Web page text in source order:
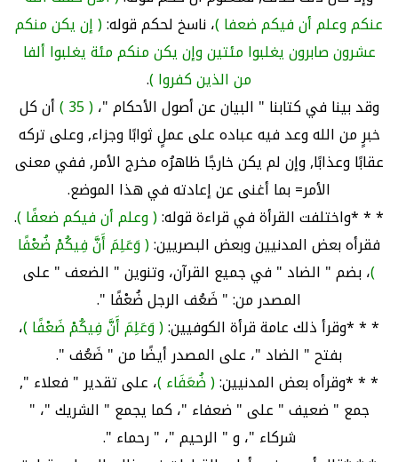
عنكم وعلم أن فيكم ضعفا )، ناسخ لحكم قوله:( إن يكن منكم
عشرون صابرون يغلبوا مئتين وإن يكن منكم مئة يغلبوا ألفا
من الذين كفروا ).
وقد بينا في كتابنا " البيان عن أصول الأحكام "،( 35 )
أن كل
خبرٍ من الله وعد فيه عباده على عملٍ ثوابًا وجزاء, وعلى تركه
عقابًا وعذابًا, وإن لم يكن خارجًا ظاهرُه مخرج الأمر, ففي معنى
الأمر= بما أغنى عن إعادته في هذا الموضع.
* * *واختلفت القرأة في قراءة قوله:( وعلم أن فيكم ضعفًا ).
فقرأه بعض المدنيين وبعض البصريين:( وَعَلِمَ أَنَّ فِيكُمْ ضُعْفًا
)، بضم " الضاد " في جميع القرآن، وتنوين " الضعف " على
المصدر من: " ضَعُف الرجل ضُعْفًا ".
* * *وقرأ ذلك عامة قرأة الكوفيين:( وَعَلِمَ أَنَّ فِيكُمْ ضَعْفًا )،
بفتح " الضاد "، على المصدر أيضًا من " ضَعُف ".
* * *وقرأه بعض المدنيين:( ضُعَفَاء )، على تقدير " فعلاء ",
جمع " ضعيف " على " ضعفاء "، كما يجمع " الشريك "، "
شركاء "، و " الرحيم "، " رحماء ".